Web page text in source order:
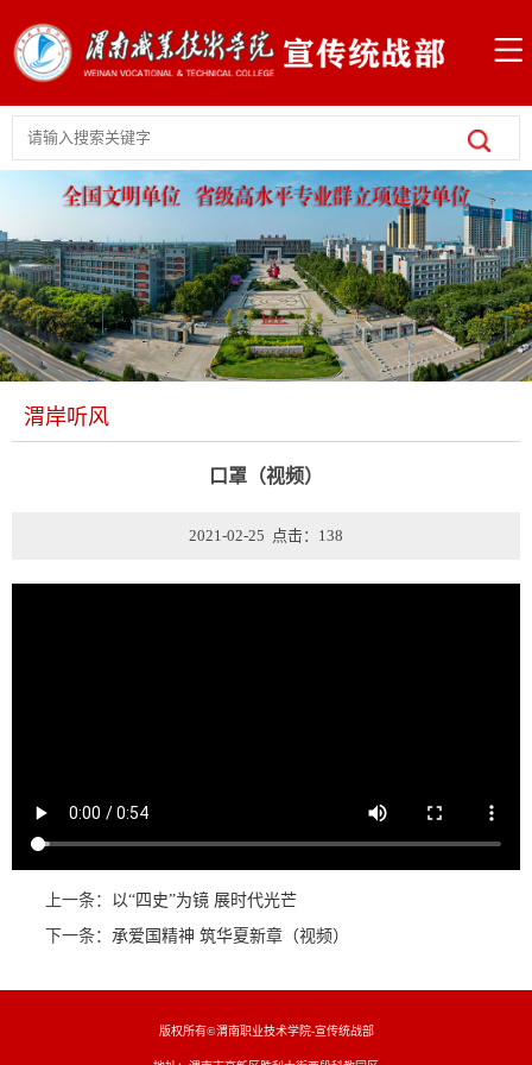
渭岸听风
口罩（视频）
2021-02-25 点击： 138
上一条： 以“四史”为镜 展时代光芒
下一条： 承爱国精神 筑华夏新章（视频）
版权所有©渭南职业技术学院-宣传统战部